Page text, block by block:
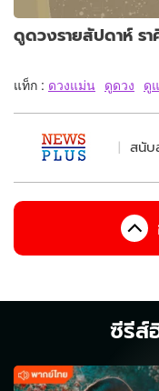
ดูดวงรายสัปดาห์ ร
แท็ก : ดวงแม่น ดูดวง ดู
สนับ
ซีรีส์